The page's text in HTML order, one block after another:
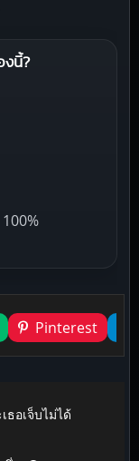
งนี้?
Pinterest
ธอเจ็บไม่ได้